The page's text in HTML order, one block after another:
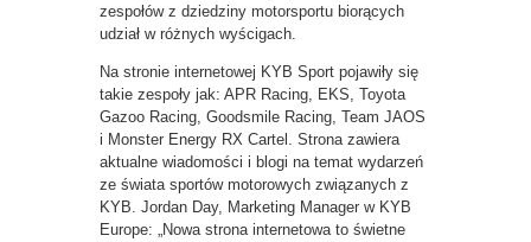
zespołów z dziedziny motorsportu biorących
udział w różnych wyścigach.
Na stronie internetowej KYB Sport pojawiły się
takie zespoły jak: APR Racing, EKS, Toyota
Gazoo Racing, Goodsmile Racing, Team JAOS
i Monster Energy RX Cartel. Strona zawiera
aktualne wiadomości i blogi na temat wydarzeń
ze świata sportów motorowych związanych z
KYB. Jordan Day, Marketing Manager w KYB
Europe: „Nowa strona internetowa to świetne